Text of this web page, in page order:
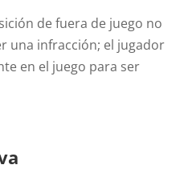
de fuera de juego no
una infracción; el jugador
en el juego para ser